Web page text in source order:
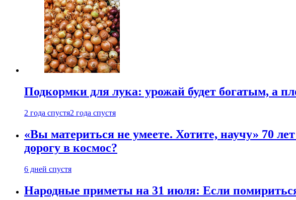
Подкормки для лука: урожай будет богатым, а
2 года спустя2 года спустя
«Вы материться не умеете. Хотите, научу» 70
дорогу в космос?
6 дней спустя
Народные приметы на 31 июля: Если помириться